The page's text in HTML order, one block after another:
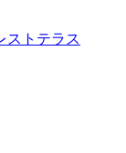
ストテラス